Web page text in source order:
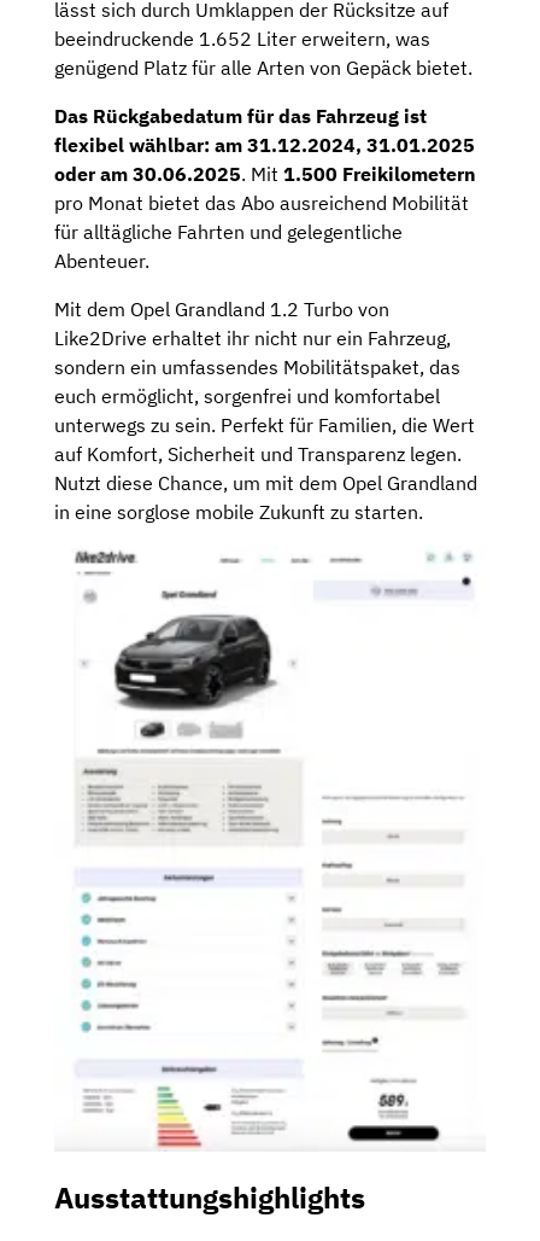
lässt sich durch Umklappen der Rücksitze auf
beeindruckende 1.652 Liter erweitern, was
genügend Platz für alle Arten von Gepäck bietet.
Das Rückgabedatum für das Fahrzeug ist
flexibel wählbar: am 31.12.2024, 31.01.2025
oder am 30.06.2025. Mit 1.500 Freikilometern
pro Monat bietet das Abo ausreichend Mobilität
für alltägliche Fahrten und gelegentliche
Abenteuer.
Mit dem Opel Grandland 1.2 Turbo von
Like2Drive erhaltet ihr nicht nur ein Fahrzeug,
sondern ein umfassendes Mobilitätspaket, das
euch ermöglicht, sorgenfrei und komfortabel
unterwegs zu sein. Perfekt für Familien, die Wert
auf Komfort, Sicherheit und Transparenz legen.
Nutzt diese Chance, um mit dem Opel Grandland
in eine sorglose mobile Zukunft zu starten.
Ausstattungshighlights